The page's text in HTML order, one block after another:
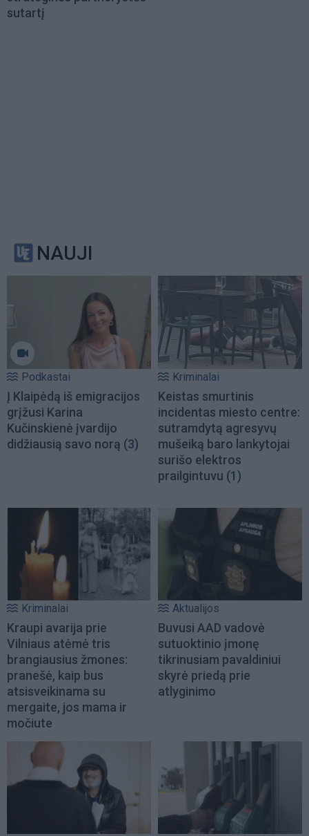
sutartį
NAUJI
Podkastai
Į Klaipėdą iš emigracijos
grįžusi Karina
Kučinskienė įvardijo
didžiausią savo norą (3)
Kriminalai
Keistas smurtinis
incidentas miesto centre:
sutramdytą agresyvų
mušeiką baro lankytojai
surišo elektros
prailgintuvu (1)
Kriminalai
Kraupi avarija prie
Vilniaus atėmė tris
brangiausius žmones:
pranešė, kaip bus
atsisveikinama su
mergaite, jos mama ir
močiute
Aktualijos
Buvusi AAD vadovė
sutuoktinio įmonę
tikrinusiam pavaldiniui
skyrė priedą prie
atlyginimo